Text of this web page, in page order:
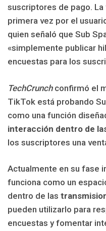
suscriptores de pago.
primera vez por el
quien señaló que Sub
«simplemente publicar
encuestas para los
TechCrunchconfirmó el
TikTok está probando
como una función
interacción dentro de
los suscriptores una
Actualmente en su fase
funciona como un
dentro de las
pueden utilizarlo para
encuestas y fomentar